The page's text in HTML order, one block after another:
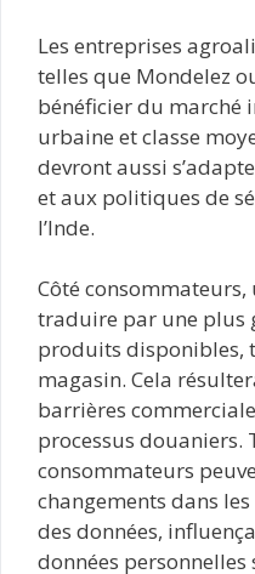
Les entreprises
telles que Mondelez
bénéficier du marché
urbaine et classe
devront aussi
et aux politiques de
l’Inde.
Côté
traduire par une plus
produits disponibles,
magasin. Cela
barrières
processus douaniers.
consommateurs
changements dans
des données,
données